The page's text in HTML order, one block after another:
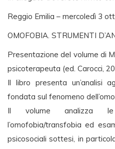
Reggio Emilia – mercoledì 3
OMOFOBIA. STRUMENTI
Presentazione del volume di
psicoterapeuta (ed. Carocci,
Il libro presenta un’analisi
fondata sul fenomeno
Il volume analizza
l’omofobia/transfobia ed
psicosociali sottesi, in